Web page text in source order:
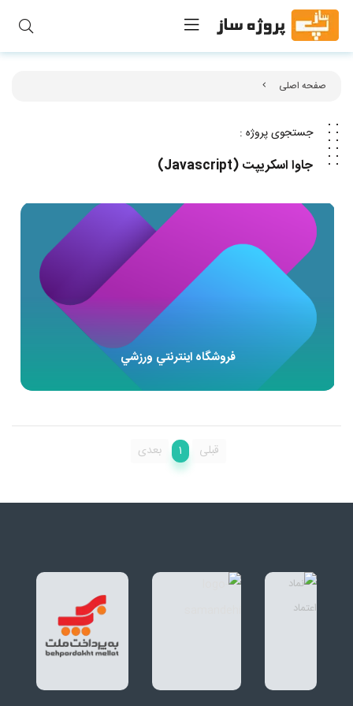
صفحه اصلی
جستجوی پروژه :
جاوا اسکریپت (Javascript)
فروشگاه اينترنتي ورزشي
1